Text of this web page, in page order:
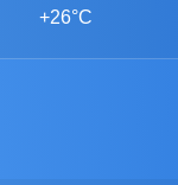
+26°C